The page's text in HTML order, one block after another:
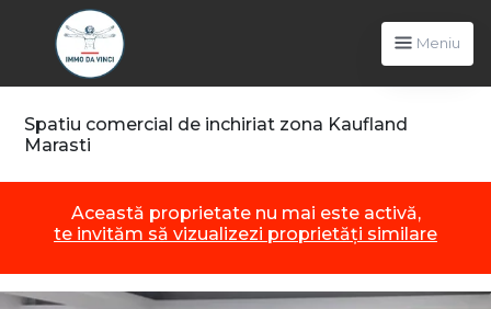
Meniu
Spatiu comercial de inchiriat zona Kaufland
Marasti
Această proprietate nu mai este activă,
te invităm să vizualizezi proprietăți similare